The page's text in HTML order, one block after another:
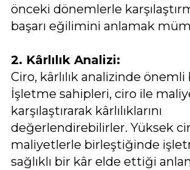
önceki dönemlerle
başarı eğilimini anlamak
2. Kârlılık Analizi:
Ciro, kârlılık analizinde
İşletme sahipleri, ciro ile
karşılaştırarak kârlılıklarını
değerlendirebilirler. Yüksek
maliyetlerle birleştiğinde
sağlıklı bir kâr elde ettiği